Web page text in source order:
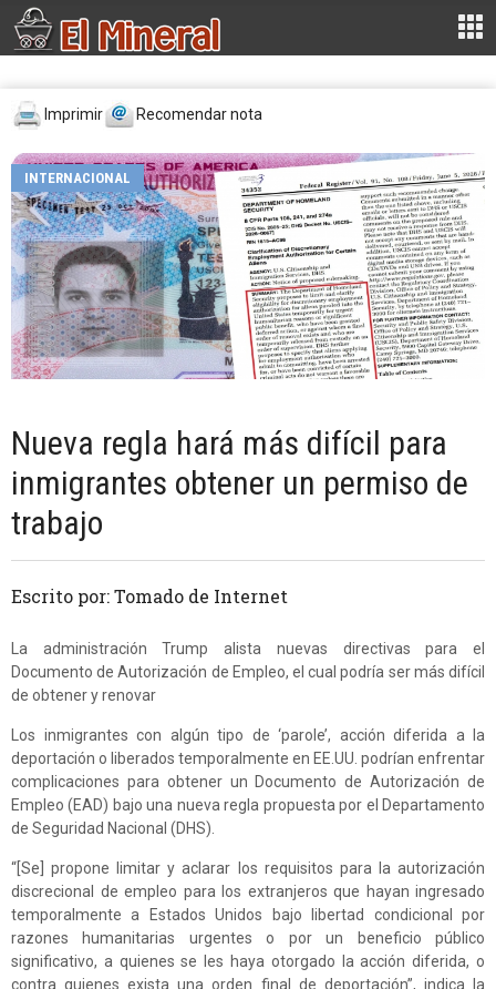
Imprimir Recomendar nota
INTERNACIONAL
Nueva regla hará más difícil para
inmigrantes obtener un permiso de
trabajo
Escrito por: Tomado de Internet
La administración Trump alista nuevas directivas para el
Documento de Autorización de Empleo, el cual podría ser más difícil
de obtener y renovar
Los inmigrantes con algún tipo de ‘parole’, acción diferida a la
deportación o liberados temporalmente en EE.UU. podrían enfrentar
complicaciones para obtener un Documento de Autorización de
Empleo (EAD) bajo una nueva regla propuesta por el Departamento
de Seguridad Nacional (DHS).
“[Se] propone limitar y aclarar los requisitos para la autorización
discrecional de empleo para los extranjeros que hayan ingresado
temporalmente a Estados Unidos bajo libertad condicional por
razones humanitarias urgentes o por un beneficio público
significativo, a quienes se les haya otorgado la acción diferida, o
contra quienes exista una orden final de deportación”, indica la